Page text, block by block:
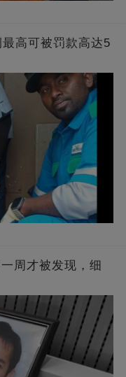
高可被罚款高达5
周才被发现，细